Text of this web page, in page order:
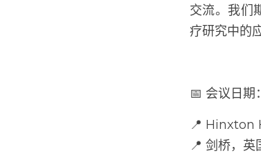
流。我们期
究中的应用
📅 会议日期
📍 Hinxton
📍 剑桥，英